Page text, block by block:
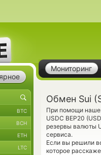
Мониторинг
Обмен Sui
При помощи
USDC BEP20
резервы валюты
сервиса.
Если вы решили
которое
BTC
BCH
ETH
LTC